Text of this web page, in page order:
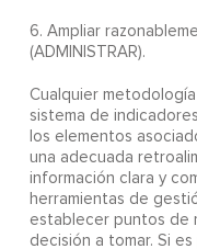
6. Ampliar
(ADMINISTRAR).
Cualquier
sistema de
los elementos
una adecuada
información clara y
herramientas de
establecer puntos de
decisión a tomar. Si